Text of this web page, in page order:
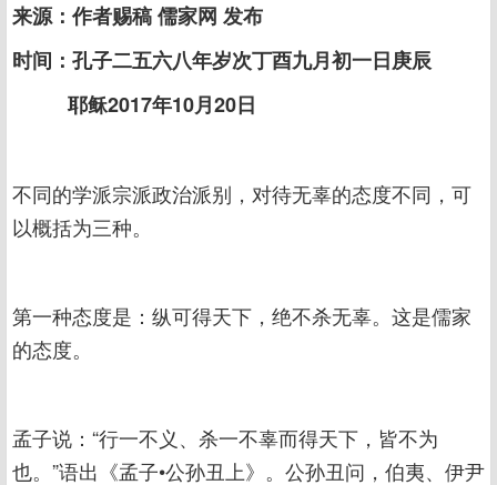
来源：作者赐稿 儒家网 发布
时间：孔子二五六八年岁次丁酉九月初一日庚辰
耶稣2017年10月20日
不同的学派宗派政治派别，对待无辜的态度不同，可
以概括为三种。
第一种态度是：纵可得天下，绝不杀无辜。这是儒家
的态度。
孟子说：“行一不义、杀一不辜而得天下，皆不为
也。”语出《孟子•公孙丑上》。公孙丑问，伯夷、伊尹